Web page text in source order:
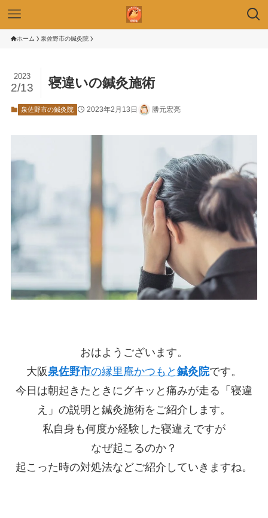
ホーム 泉佐野市の鍼灸院
寝違いの鍼灸施術
2023
2/13
泉佐野市の鍼灸院 2023年2月13日 勝元宏亮
おはようございます。
大阪泉佐野市の縁里庵かつもと 鍼灸院です。
今日は朝起きたときにグキッと痛みが走る「寝違
え」の説明と鍼灸施術をご紹介します。
私自身も何度か経験した寝違えですが
なぜ起こるのか？
起こった時の対処法などご紹介していきますね。